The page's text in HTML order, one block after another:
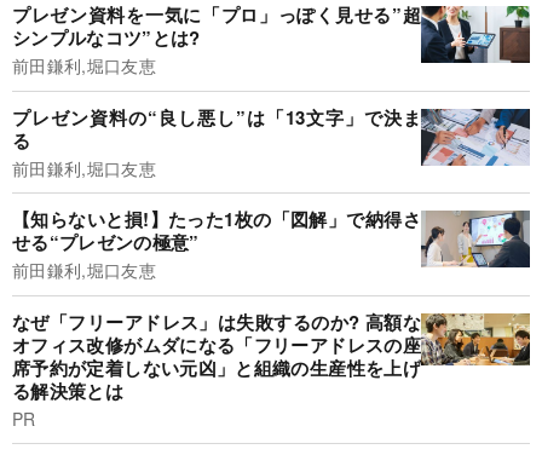
プレゼン資料を一気に「プロ」っぽく見せる”超
シンプルなコツ”とは?
前田鎌利,堀口友恵
プレゼン資料の“良し悪し”は「13文字」で決ま
る
前田鎌利,堀口友恵
【知らないと損!】たった1枚の「図解」で納得さ
せる“プレゼンの極意”
前田鎌利,堀口友恵
なぜ「フリーアドレス」は失敗するのか? 高額な
オフィス改修がムダになる「フリーアドレスの座
席予約が定着しない元凶」と組織の生産性を上げ
る解決策とは
PR